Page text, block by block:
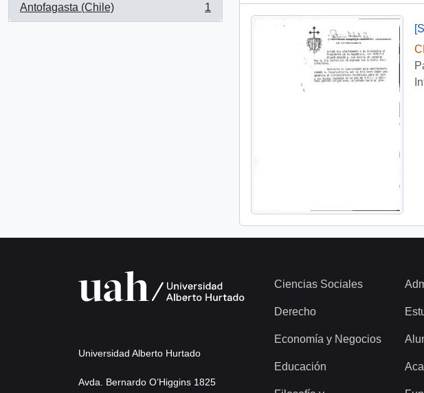
Antofagasta (Chile)
, 1 resultados
1
Universidad Alberto Hurtado
Avda. Bernardo O’Higgins 1825
Ciencias Sociales
Derecho
Economía y Negocios
Educación